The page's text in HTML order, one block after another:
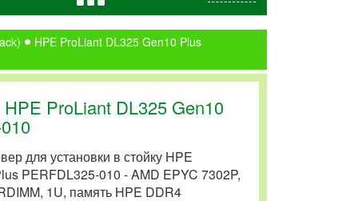
HPE ProLiant DL325 Gen10 Plus
ProLiant DL325 Gen10
для установки в стойку HPE
PERFDL325-010 - AMD EPYC 7302P,
1U, память HPE DDR4